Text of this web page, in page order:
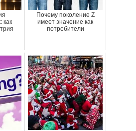
как
Почему поколение Z
имеет значение как
потребители